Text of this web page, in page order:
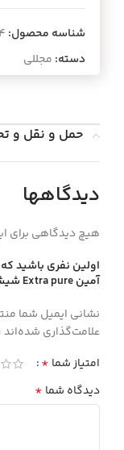
شناسه محصول:
دسته: مجللی
حمل و نقل و
دیدگاهها
هیچ دیدگاهی
اولین نفری باشید
آمين Extra pure شيشه 1 ليتري”
نشانی ایمیل شما
علامت‌گذاری شده‌اند
امتیاز شما *
دیدگاه شما *